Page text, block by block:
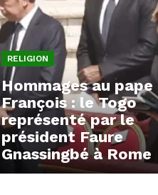
RELIGION
Hommages au pape
François : le Togo
représenté par le
président Faure
Gnassingbé à Rome